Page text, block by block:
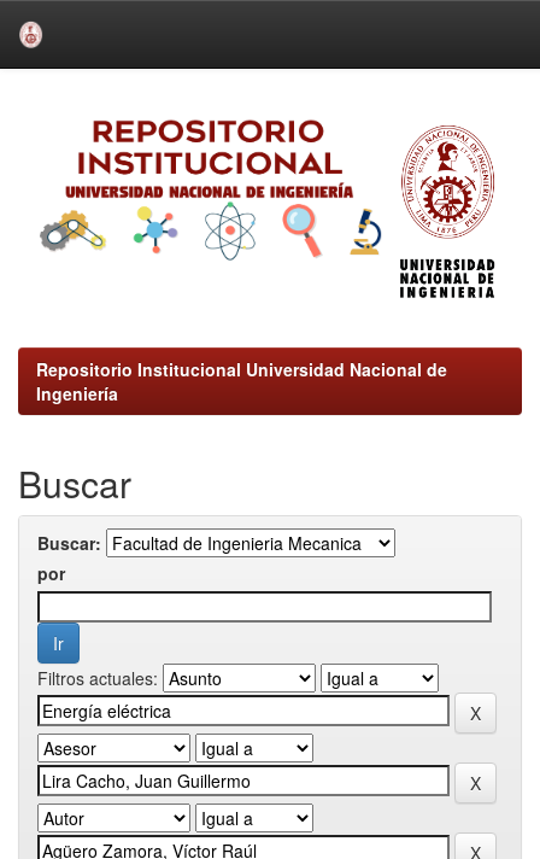
Repositorio Institucional Universidad Nacional de
Ingeniería
Buscar
Buscar:
por
Filtros actuales: